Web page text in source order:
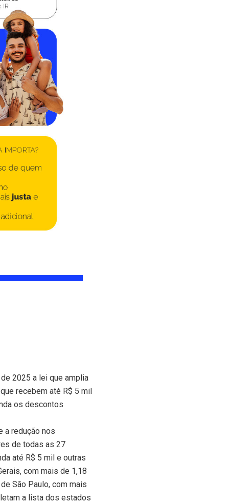
2025 a lei que amplia
recebem até R$ 5 mil
os descontos
a redução nos
de todas as 27
até R$ 5 mil e outras
com mais de 1,18
São Paulo, com mais
a lista dos estados